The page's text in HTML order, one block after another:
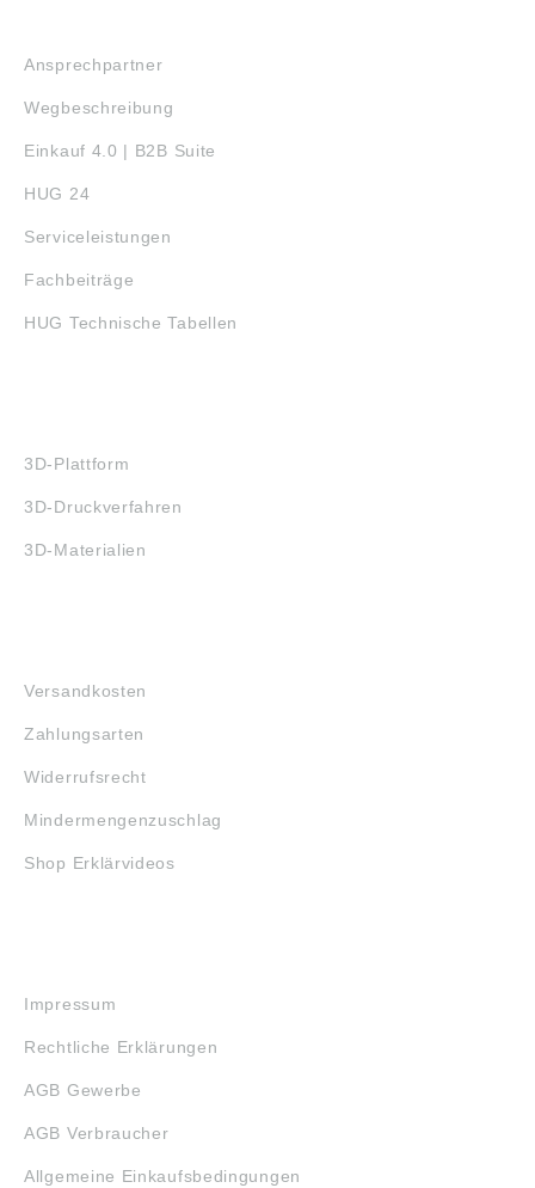
Ansprechpartner
Wegbeschreibung
Einkauf 4.0 | B2B Suite
HUG 24
Serviceleistungen
Fachbeiträge
HUG Technische Tabellen
3D-Plattform
3D-Druckverfahren
3D-Materialien
Versandkosten
Zahlungsarten
Widerrufsrecht
Mindermengenzuschlag
Shop Erklärvideos
Impressum
Rechtliche Erklärungen
AGB Gewerbe
AGB Verbraucher
Allgemeine Einkaufsbedingungen